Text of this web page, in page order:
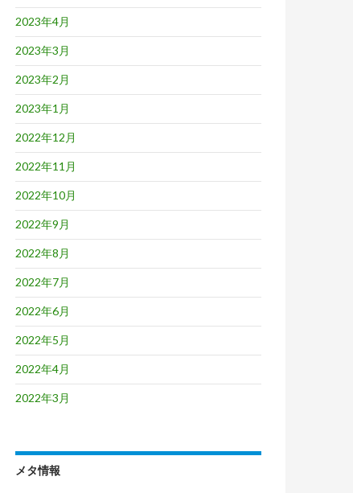
2023年4月
2023年3月
2023年2月
2023年1月
2022年12月
2022年11月
2022年10月
2022年9月
2022年8月
2022年7月
2022年6月
2022年5月
2022年4月
2022年3月
メタ情報